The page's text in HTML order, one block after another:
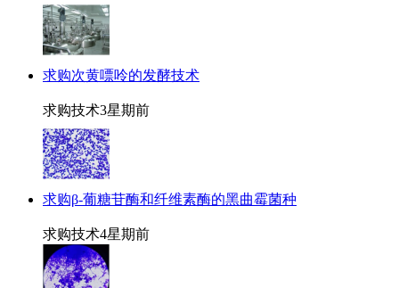
求购次黄嘌呤的发酵技术
求购技术3星期前
求购β-葡糖苷酶和纤维素酶的黑曲霉菌种
求购技术4星期前